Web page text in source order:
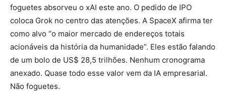
foguetes absorveu o xAI este ano. O pedido de IPO
coloca Grok no centro das atenções. A SpaceX afirma ter
como alvo “o maior mercado de endereços totais
acionáveis ​​da história da humanidade”. Eles estão falando
de um bolo de US$ 28,5 trilhões. Nenhum cronograma
anexado. Quase todo esse valor vem da IA ​​empresarial.
Não foguetes.